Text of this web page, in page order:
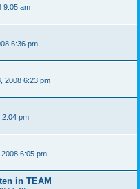
9:05 am
6:36 pm
2008 6:23 pm
2:04 pm
6:05 pm
in TEAM